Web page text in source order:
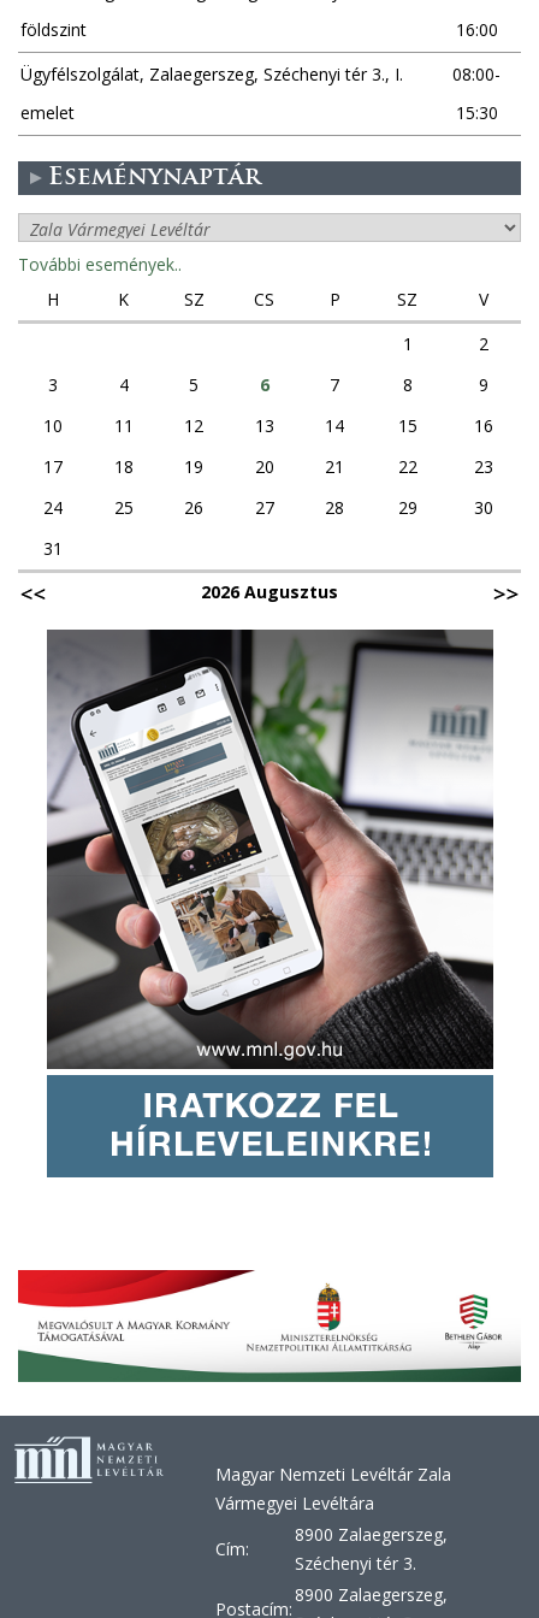
földszint
16:00
Ügyfélszolgálat, Zalaegerszeg, Széchenyi tér 3., I.
emelet
08:00-
15:30
Eseménynaptár
További események..
H
K SZ CS P SZ
V
1
2
3
4 5 6 7 8
9
10
11 12 13 14 15
16
17
18 19 20 21 22
23
24
25 26 27 28 29
30
31
2026 Augusztus
Magyar Nemzeti Levéltár Zala
Vármegyei Levéltára
Cím:
8900 Zalaegerszeg,
Széchenyi tér 3.
Postacím:
8900 Zalaegerszeg,